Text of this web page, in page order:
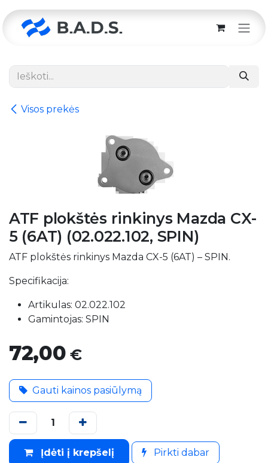
Visos prekės
ATF plokštės rinkinys Mazda CX-
5 (6AT) (02.022.102, SPIN)
ATF plokštės rinkinys Mazda CX-5 (6AT) – SPIN.
Specifikacija:
Artikulas: 02.022.102
Gamintojas: SPIN
72,00 €
Gauti kainos pasiūlymą
Įdėti į krepšelį Pirkti dabar